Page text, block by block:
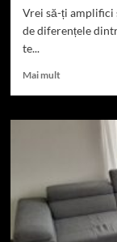
Vrei să-ți amplifici
de diferențele
te...
Mai multRead
Diferențele
și
B2C